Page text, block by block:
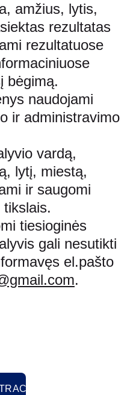
amžius, lytis,
rezultatas
rezultatuose
bėgimą.
naudojami
ir administravimo
vardą,
lytį, miestą,
ir saugomi
tiesioginės
gali nesutikti
el.pašto
.